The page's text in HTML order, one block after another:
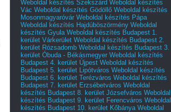
Weboldal készítés Szekszárd Weboldal készítés
Vác Weboldal készítés Gödöllő Weboldal készítés
Mosonmagyaróvár Weboldal készítés Pápa
Weboldal készítés Hajdúböszörmény Weboldal
készítés Gyula Weboldal készítés Budapest 1.
kerület Várkerület Weboldal készítés Budapest 2.
kerület Rózsadomb Weboldal készítés Budapest 3.
kerület Óbuda - Békásmegyer Weboldal készítés
Budapest 4. kerület Újpest Weboldal készítés
Budapest 5. kerület Lipótváros Weboldal készítés
Budapest 6. kerület Terézváros Weboldal készítés
Budapest 7. kerület Erzsébetváros Weboldal
készítés Budapest 8. kerület Józsefváros Weboldal
készítés Budapest 9. kerület Ferencváros Weboldal
készítés Budapest 10. kerület Kőbánya Weboldal